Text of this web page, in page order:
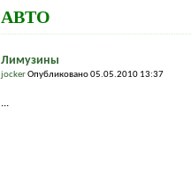
АВТО
Лимузины
jockerОпубликовано 05.05.2010 13:37
...